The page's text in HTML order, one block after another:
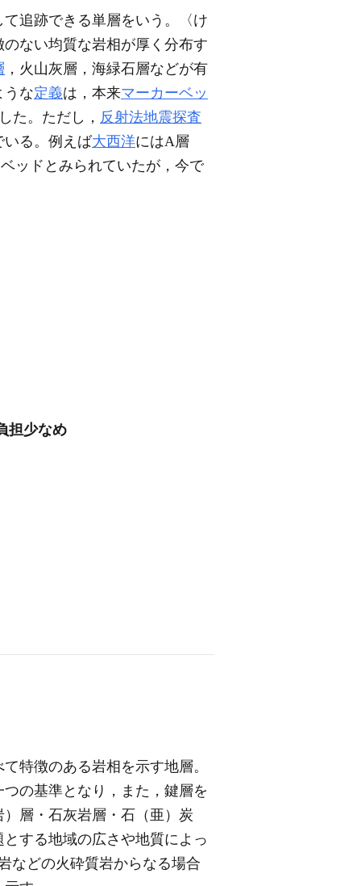
追跡できる単層をいう。〈け
ない均質な岩相が厚く分布す
，火山灰層，海緑石層などが有
うな定義は，本来マーカーベッ
た。ただし， 反射法地震探査
いる。例えば大西洋にはA層
ッドとみられていたが，今で
担少なめ
特徴のある岩相を示す地層。
の基準となり，また，鍵層を
）層・石灰岩層・石（亜）炭
する地域の広さや地質によっ
などの火砕質岩からなる場合